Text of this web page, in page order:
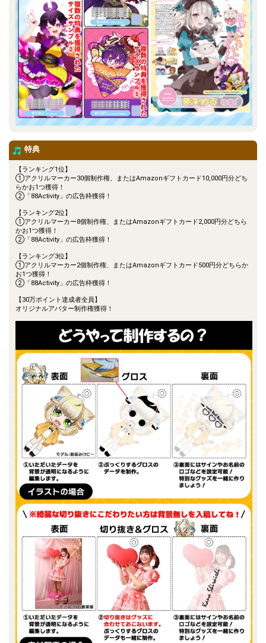
特典
【ランキング1位】
①アクリルマーカー30個制作権、またはAmazonギフトカード10,000円分どち
らかお1つ獲得！
②「88Activity」の広告枠獲得！
【ランキング2位】
①アクリルマーカー8個制作権、またはAmazonギフトカード2,000円分どちら
かお1つ獲得！
②「88Activity」の広告枠獲得！
【ランキング3位】
①アクリルマーカー2個制作権、またはAmazonギフトカード500円分どちらか
お1つ獲得！
②「88Activity」の広告枠獲得！
【30万ポイント達成者全員】
オリジナルアバター制作権獲得！